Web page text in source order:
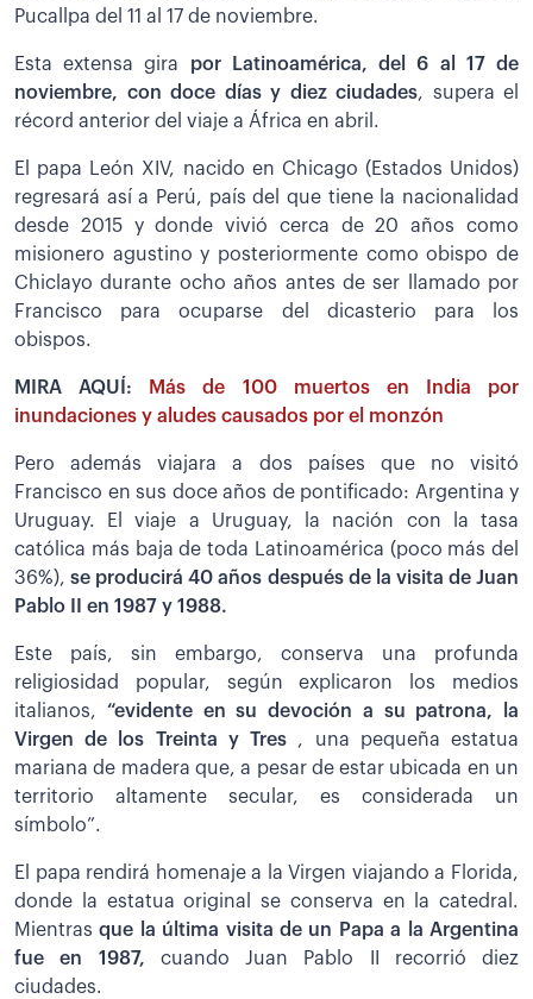
Pucallpa del 11 al 17 de noviembre.
Esta extensa gira por Latinoamérica, del 6 al 17 de
noviembre, con doce días y diez ciudades, supera el
récord anterior del viaje a África en abril.
El papa León XIV, nacido en Chicago (Estados Unidos)
regresará así a Perú, país del que tiene la nacionalidad
desde 2015 y donde vivió cerca de 20 años como
misionero agustino y posteriormente como obispo de
Chiclayo durante ocho años antes de ser llamado por
Francisco para ocuparse del dicasterio para los
obispos.
MIRA AQUÍ:
Más de 100 muertos en India por
inundaciones y aludes causados por el monzón
Pero además viajara a dos países que no visitó
Francisco en sus doce años de pontificado: Argentina y
Uruguay. El viaje a Uruguay, la nación con la tasa
católica más baja de toda Latinoamérica (poco más del
36%),se producirá 40 años después de la visita de Juan
Pablo II en 1987 y 1988.
Este país, sin embargo, conserva una profunda
religiosidad popular, según explicaron los medios
italianos, “evidente en su devoción a su patrona, la
Virgen de los Treinta y Tres , una pequeña estatua
mariana de madera que, a pesar de estar ubicada en un
territorio altamente secular, es considerada un
símbolo”.
El papa rendirá homenaje a la Virgen viajando a Florida,
donde la estatua original se conserva en la catedral.
Mientrasque la última visita de un Papa a la Argentina
fue en 1987, cuando Juan Pablo II recorrió diez
ciudades.